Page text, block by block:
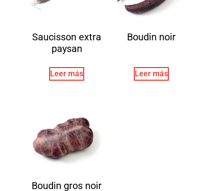
Saucisson extra
paysan
Leer más
Boudin noir
Leer más
Boudin gros noir